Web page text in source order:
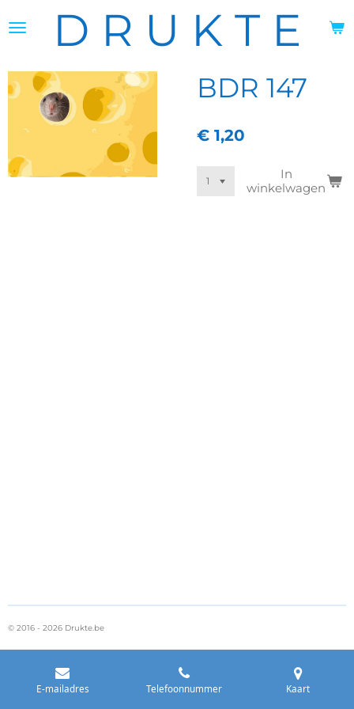
direct
hoofdinhoud
D R U K T E
BDR 147
€ 1,20
In
winkelwagen
© 2016 - 2026 Drukte.be
E-mailadres Telefoonnummer Kaart